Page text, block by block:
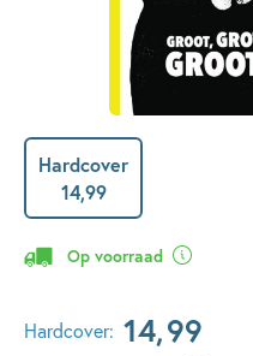
Hardcover
14,99
Op voorraad
Hardcover: 14,99